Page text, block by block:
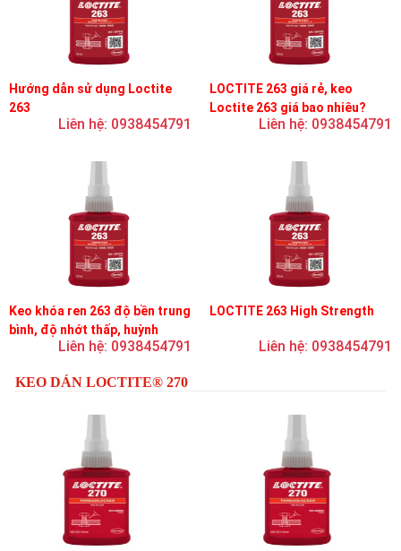
Hướng dẫn sử dụng Loctite
263
Liên hệ: 0938454791
LOCTITE 263 giá rẻ, keo
Loctite 263 giá bao nhiêu?
Liên hệ: 0938454791
Keo khóa ren 263 độ bền trung
bình, độ nhớt thấp, huỳnh
Liên hệ: 0938454791
LOCTITE 263 High Strength
Liên hệ: 0938454791
KEO DÁN LOCTITE® 270